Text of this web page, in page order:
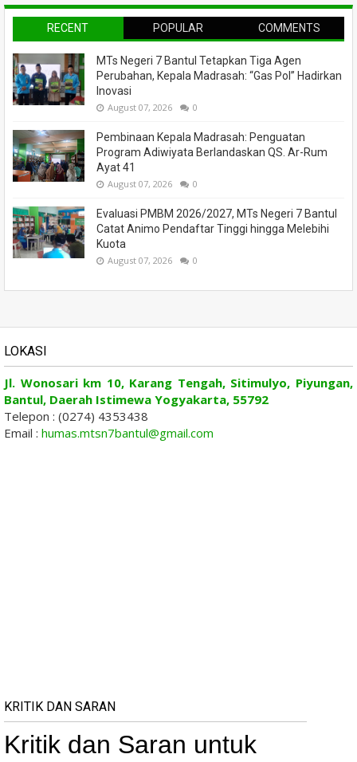
RECENT POPULAR COMMENTS
MTs Negeri 7 Bantul Tetapkan Tiga Agen
Perubahan, Kepala Madrasah: “Gas Pol” Hadirkan
Inovasi
August 07, 2026 0
Pembinaan Kepala Madrasah: Penguatan
Program Adiwiyata Berlandaskan QS. Ar-Rum
Ayat 41
August 07, 2026 0
Evaluasi PMBM 2026/2027, MTs Negeri 7 Bantul
Catat Animo Pendaftar Tinggi hingga Melebihi
Kuota
August 07, 2026 0
LOKASI
Jl. Wonosari km 10, Karang Tengah, Sitimulyo, Piyungan,
Bantul, Daerah Istimewa Yogyakarta, 55792
Telepon : (0274) 4353438
Email : humas.mtsn7bantul@gmail.com
KRITIK DAN SARAN